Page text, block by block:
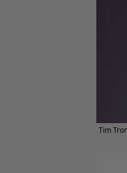
Tim